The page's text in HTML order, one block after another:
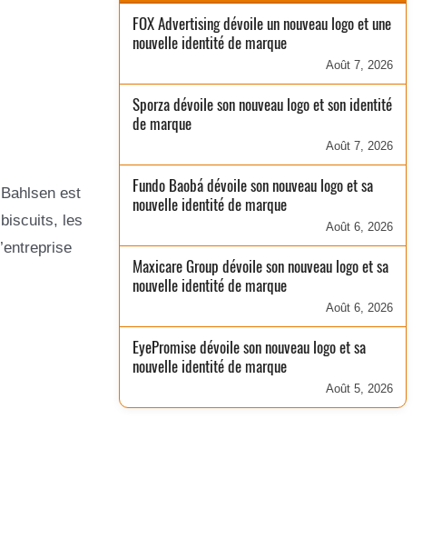
est
les
FOX Advertising dévoile un nouveau logo et une
nouvelle identité de marque
Août 7, 2026
Sporza dévoile son nouveau logo et son identité
de marque
Août 7, 2026
Fundo Baobá dévoile son nouveau logo et sa
nouvelle identité de marque
Août 6, 2026
Maxicare Group dévoile son nouveau logo et sa
nouvelle identité de marque
Août 6, 2026
EyePromise dévoile son nouveau logo et sa
nouvelle identité de marque
Août 5, 2026